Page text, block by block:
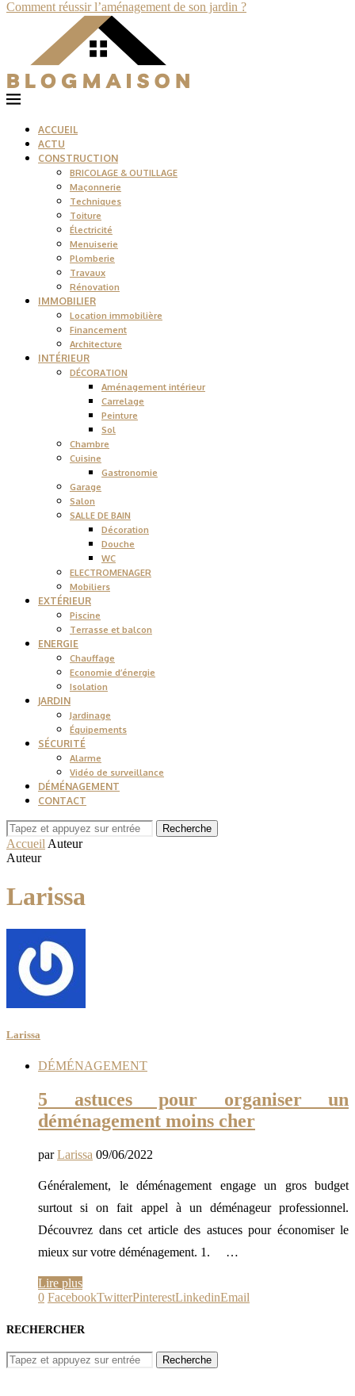
Comment réussir l’aménagement de son jardin ?
ACCUEIL
ACTU
CONSTRUCTION
BRICOLAGE & OUTILLAGE
Maçonnerie
Techniques
Toiture
Électricité
Menuiserie
Plomberie
Travaux
Rénovation
IMMOBILIER
Location immobilière
Financement
Architecture
INTÉRIEUR
DÉCORATION
Aménagement intérieur
Carrelage
Peinture
Sol
Chambre
Cuisine
Gastronomie
Garage
Salon
SALLE DE BAIN
Décoration
Douche
WC
ELECTROMENAGER
Mobiliers
EXTÉRIEUR
Piscine
Terrasse et balcon
ENERGIE
Chauffage
Economie d’énergie
Isolation
JARDIN
Jardinage
Équipements
SÉCURITÉ
Alarme
Vidéo de surveillance
DÉMÉNAGEMENT
CONTACT
Recherche
Accueil Auteur
Auteur
Larissa
Larissa
DÉMÉNAGEMENT
5 astuces pour organiser un
déménagement moins cher
parLarissa 09/06/2022
Généralement, le déménagement engage un gros budget
surtout si on fait appel à un déménageur professionnel.
Découvrez dans cet article des astuces pour économiser le
mieux sur votre déménagement. 1. …
Lire plus
0 FacebookTwitterPinterestLinkedinEmail
RECHERCHER